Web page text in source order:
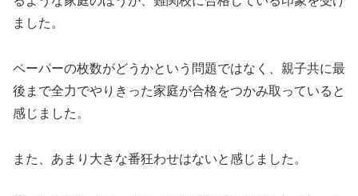
ました。
ペーパーの枚数がどうかという問題ではなく、親子共に最
後まで全力でやりきった家庭が合格をつかみ取っていると
感じました。
また、あまり大きな番狂わせはないと感じました。